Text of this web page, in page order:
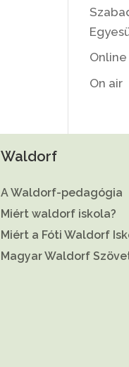
On air
Waldorf
A Waldorf-pedagógia
Miért waldorf iskola?
Miért a Fóti Waldorf
Magyar Waldorf